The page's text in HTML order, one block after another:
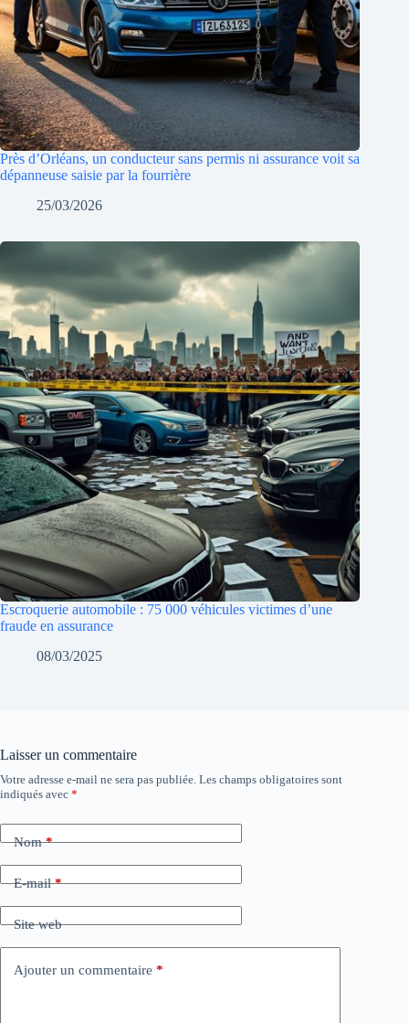
Près d’Orléans, un conducteur sans permis ni assurance voit sa
dépanneuse saisie par la fourrière
25/03/2026
Escroquerie automobile : 75 000 véhicules victimes d’une
fraude en assurance
08/03/2025
Laisser un commentaire
Votre adresse e-mail ne sera pas publiée. Les champs obligatoires sont
indiqués avec *
Nom*
E-mail*
Site web
Ajouter un commentaire *